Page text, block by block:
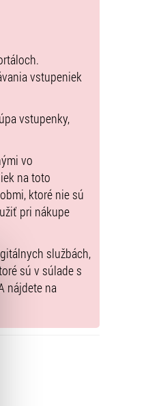
vstupeniek
vstupenky,
vo
na toto
ktoré nie sú
pri nákupe
službách,
sú v súlade s
nájdete na